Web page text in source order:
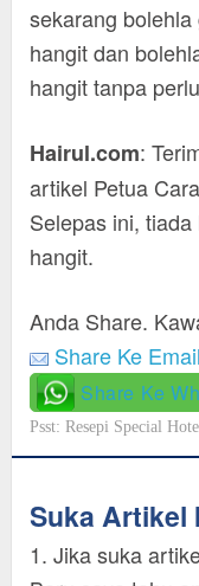
sekarang
hangit dan
hangit tanpa
Hairul.com:
artikel Petua
Selepas ini,
hangit.
Anda Share.
Share Ke
Share Ke
Psst: Resepi Special
Suka Artikel
1. Jika suka